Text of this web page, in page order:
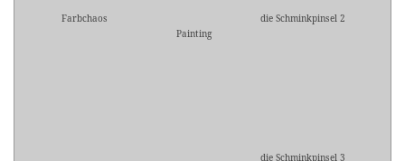
Farbchaos
Painting
die Schminkpinsel 2
die Schminkpinsel 3